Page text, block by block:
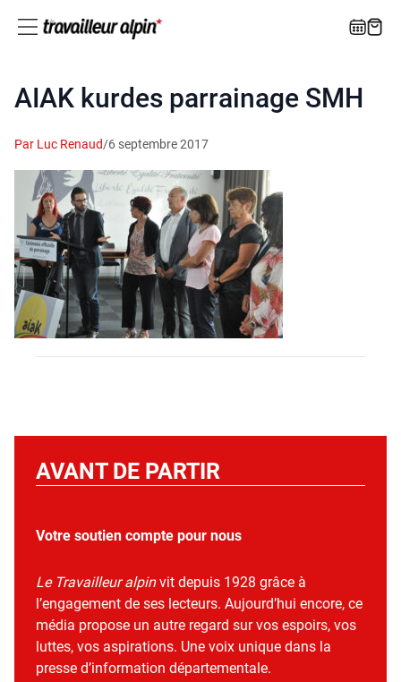
AIAK kurdes parrainage SMH
Par Luc Renaud/6 septembre 2017
AVANT DE PARTIR
Votre soutien compte pour nous
Le Travailleur alpinvit depuis 1928 grâce à
l’engagement de ses lecteurs. Aujourd’hui encore, ce
média propose un autre regard sur vos espoirs, vos
luttes, vos aspirations. Une voix unique dans la
presse d’information départementale.